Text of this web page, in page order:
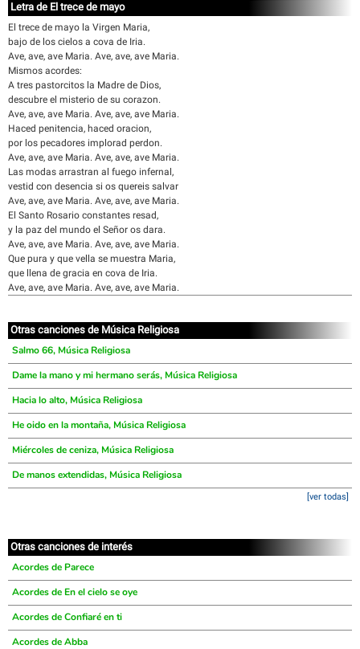
Letra de El trece de mayo
El trece de mayo la Virgen Maria,
bajo de los cielos a cova de Iria.
Ave, ave, ave Maria. Ave, ave, ave Maria.
Mismos acordes:
A tres pastorcitos la Madre de Dios,
descubre el misterio de su corazon.
Ave, ave, ave Maria. Ave, ave, ave Maria.
Haced penitencia, haced oracion,
por los pecadores implorad perdon.
Ave, ave, ave Maria. Ave, ave, ave Maria.
Las modas arrastran al fuego infernal,
vestid con desencia si os quereis salvar
Ave, ave, ave Maria. Ave, ave, ave Maria.
El Santo Rosario constantes resad,
y la paz del mundo el Señor os dara.
Ave, ave, ave Maria. Ave, ave, ave Maria.
Que pura y que vella se muestra Maria,
que llena de gracia en cova de Iria.
Ave, ave, ave Maria. Ave, ave, ave Maria.
Otras canciones de Música Religiosa
Salmo 66, Música Religiosa
Dame la mano y mi hermano serás, Música Religiosa
Hacia lo alto, Música Religiosa
He oido en la montaña, Música Religiosa
Miércoles de ceniza, Música Religiosa
De manos extendidas, Música Religiosa
[ver todas]
Otras canciones de interés
Acordes de Parece
Acordes de En el cielo se oye
Acordes de Confiaré en ti
Acordes de Abba